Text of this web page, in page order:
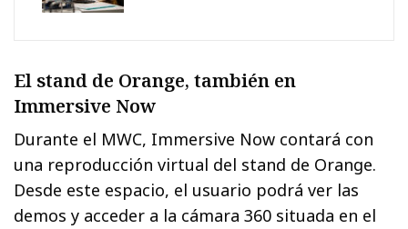
El stand de Orange, también en
Immersive Now
Durante el MWC, Immersive Now contará con
una reproducción virtual del stand de Orange.
Desde este espacio, el usuario podrá ver las
demos y acceder a la cámara 360 situada en el